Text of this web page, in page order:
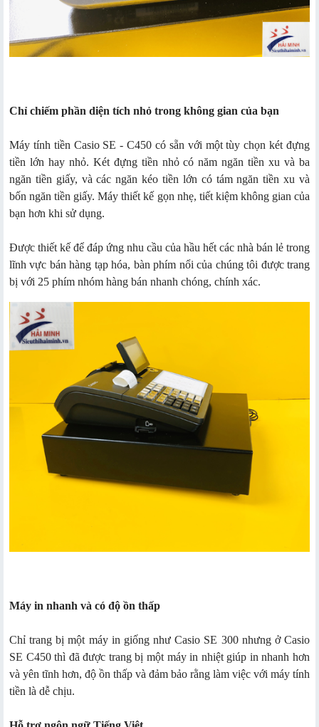
Chỉ chiếm phần diện tích nhỏ trong không gian của bạn
Máy tính tiền Casio SE - C450 có sẵn với một tùy chọn két đựng
tiền lớn hay nhỏ. Két đựng tiền nhỏ có năm ngăn tiền xu và ba
ngăn tiền giấy, và các ngăn kéo tiền lớn có tám ngăn tiền xu và
bốn ngăn tiền giấy. Máy thiết kế gọn nhẹ, tiết kiệm không gian của
bạn hơn khi sử dụng.
Được thiết kế để đáp ứng nhu cầu của hầu hết các nhà bán lẻ trong
lĩnh vực bán hàng tạp hóa, bàn phím nổi của chúng tôi được trang
bị với 25 phím nhóm hàng bán nhanh chóng, chính xác.
Máy in nhanh và có độ ồn thấp
Chỉ trang bị một máy in giống như Casio SE 300 nhưng ở Casio
SE C450 thì đã được trang bị một máy in nhiệt giúp in nhanh hơn
và yên tĩnh hơn, độ ồn thấp và đảm bảo rằng làm việc với máy tính
tiền là dễ chịu.